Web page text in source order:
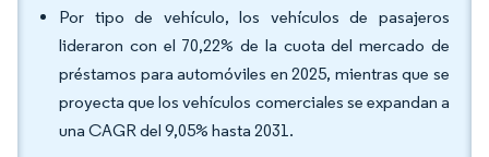
Por tipo de vehículo, los vehículos de pasajeros
lideraron con el 70,22% de la cuota del mercado de
préstamos para automóviles en 2025, mientras que se
proyecta que los vehículos comerciales se expandan a
una CAGR del 9,05% hasta 2031.